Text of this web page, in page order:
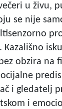
u živu,
se nije
Kazališno
obzira na
i gledatelj
i